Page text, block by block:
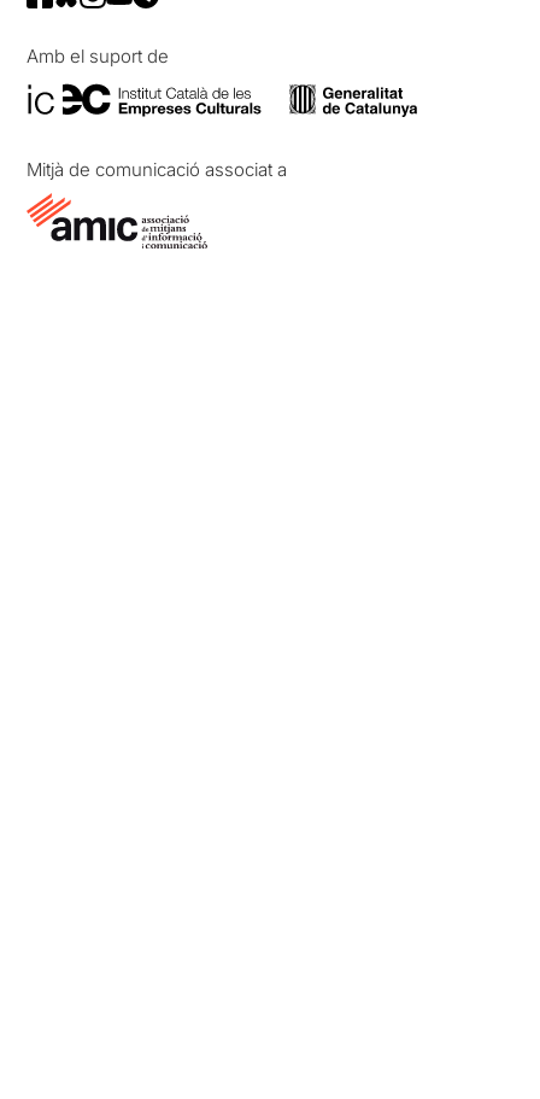
Amb el suport de
Mitjà de comunicació associat a